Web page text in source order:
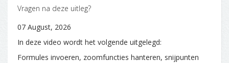
Vragen na deze uitleg?
07 August, 2026
In deze video wordt het volgende uitgelegd:
Formules invoeren, zoomfuncties hanteren, snijpunten